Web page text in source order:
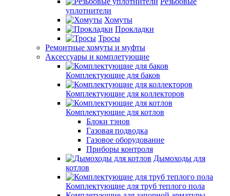
уплотнители
Хомуты
Прокладки
Тросы
Ремонтные хомуты и муфты
Аксессуары и комплетующие
Комплектующие для баков
Комплектующие для коллекторов
Комплектующие для котлов
Блоки тэнов
Газовая подводка
Газовое оборудование
Приборы контроля
Дымоходы для
котлов
Комплектующие для труб теплого пола